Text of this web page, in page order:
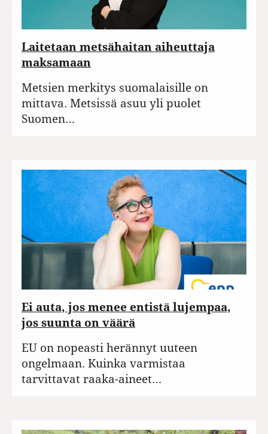
Laitetaan metsähaitan aiheuttaja
maksamaan
Metsien merkitys suomalaisille on
mittava. Metsissä asuu yli puolet
Suomen…
Ei auta, jos menee entistä lujempaa,
jos suunta on väärä
EU on nopeasti herännyt uuteen
ongelmaan. Kuinka varmistaa
tarvittavat raaka-aineet…